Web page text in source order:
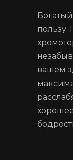
пользу.
вашем